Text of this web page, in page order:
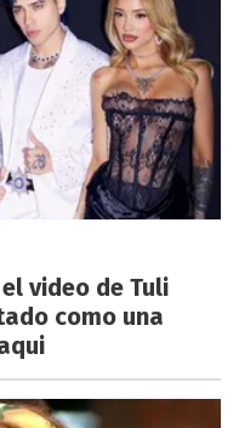
video de Tuli
como una